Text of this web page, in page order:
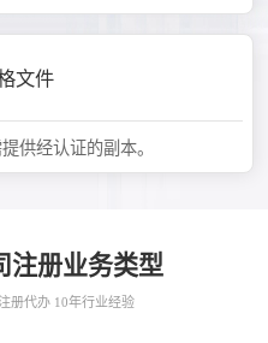
文件
供经认证的副本。
注册业务类型
册代办 10年行业经验